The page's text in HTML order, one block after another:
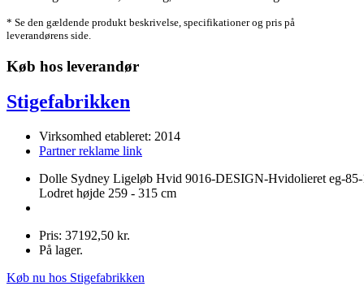
* Se den gældende produkt beskrivelse, specifikationer og pris på
leverandørens side.
Køb hos leverandør
Stigefabrikken
Virksomhed etableret: 2014
Partner reklame link
Dolle Sydney Ligeløb Hvid 9016-DESIGN-Hvidolieret eg-
Lodret højde 259 - 315 cm
Pris: 37192,50 kr.
På lager.
Køb nu hos Stigefabrikken